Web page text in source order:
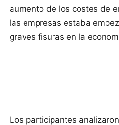
aumento de los costes de
las empresas estaba
graves fisuras en la
Los participantes